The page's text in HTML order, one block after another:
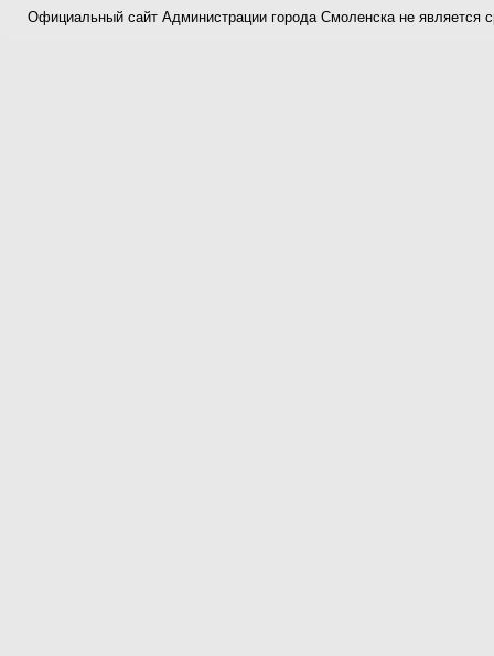
Официальный сайт Администрации города Смоленска не является